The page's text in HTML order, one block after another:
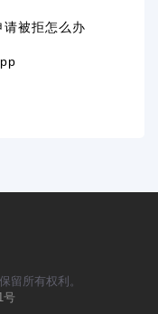
请被拒怎么办
留所有权利。
号